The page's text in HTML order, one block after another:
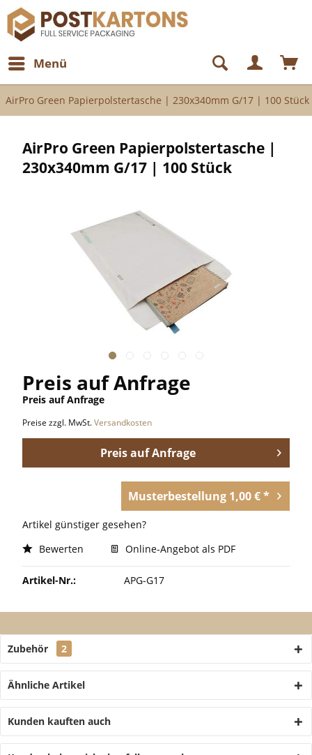
Menü
AirPro Green Papierpolstertasche | 230x340mm G/17 | 100 Stück
AirPro Green Papierpolstertasche |
230x340mm G/17 | 100 Stück
Preis auf Anfrage
Preis auf Anfrage
Preise zzgl. MwSt.Versandkosten
Preis auf Anfrage
Musterbestellung 1,00 € *
Artikel günstiger gesehen?
Bewerten
Online-Angebot als PDF
Artikel-Nr.: APG-G17
Zubehör 2
Ähnliche Artikel
Kunden kauften auch